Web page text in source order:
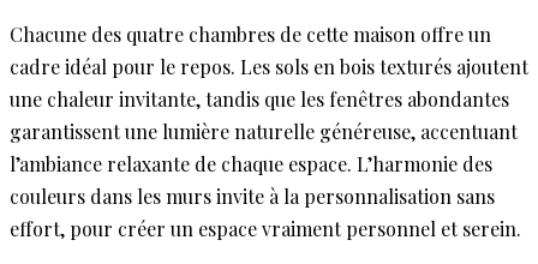
Chacune des quatre chambres de cette maison offre un
cadre idéal pour le repos. Les sols en bois texturés ajoutent
une chaleur invitante, tandis que les fenêtres abondantes
garantissent une lumière naturelle généreuse, accentuant
l’ambiance relaxante de chaque espace. L’harmonie des
couleurs dans les murs invite à la personnalisation sans
effort, pour créer un espace vraiment personnel et serein.